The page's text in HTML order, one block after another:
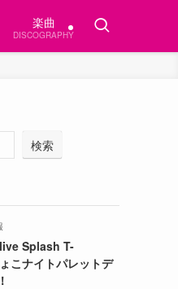
楽曲
DISCOGRAPHY
検索
Splash T-
こナイトパレットデ